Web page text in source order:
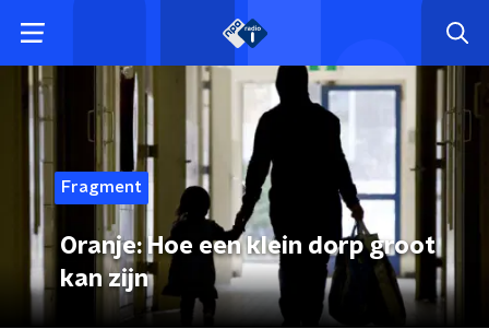
Fragment
Oranje: Hoe een klein dorp groot
kan zijn